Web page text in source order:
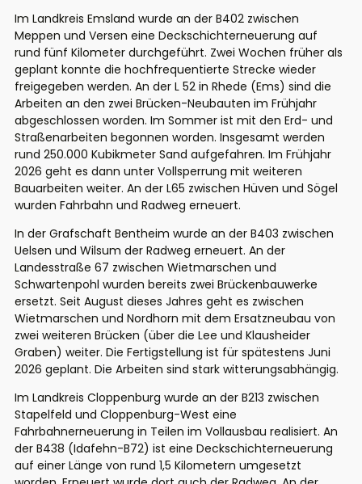
Im Landkreis Emsland wurde an der B402 zwischen
Meppen und Versen eine Deckschichterneuerung auf
rund fünf Kilometer durchgeführt. Zwei Wochen früher als
geplant konnte die hochfrequentierte Strecke wieder
freigegeben werden. An der L 52 in Rhede (Ems) sind die
Arbeiten an den zwei Brücken-Neubauten im Frühjahr
abgeschlossen worden. Im Sommer ist mit den Erd- und
Straßenarbeiten begonnen worden. Insgesamt werden
rund 250.000 Kubikmeter Sand aufgefahren. Im Frühjahr
2026 geht es dann unter Vollsperrung mit weiteren
Bauarbeiten weiter. An der L65 zwischen Hüven und Sögel
wurden Fahrbahn und Radweg erneuert.
In der Grafschaft Bentheim wurde an der B403 zwischen
Uelsen und Wilsum der Radweg erneuert. An der
Landesstraße 67 zwischen Wietmarschen und
Schwartenpohl wurden bereits zwei Brückenbauwerke
ersetzt. Seit August dieses Jahres geht es zwischen
Wietmarschen und Nordhorn mit dem Ersatzneubau von
zwei weiteren Brücken (über die Lee und Klausheider
Graben) weiter. Die Fertigstellung ist für spätestens Juni
2026 geplant. Die Arbeiten sind stark witterungsabhängig.
Im Landkreis Cloppenburg wurde an der B213 zwischen
Stapelfeld und Cloppenburg-West eine
Fahrbahnerneuerung in Teilen im Vollausbau realisiert. An
der B438 (Idafehn-B72) ist eine Deckschichterneuerung
auf einer Länge von rund 1,5 Kilometern umgesetzt